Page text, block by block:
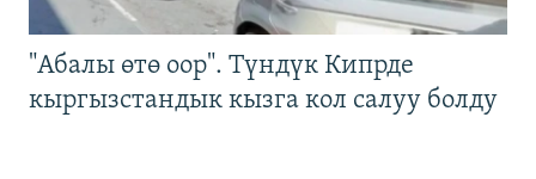
"Абалы өтө оор". Түндүк Кипрде
кыргызстандык кызга кол салуу болду